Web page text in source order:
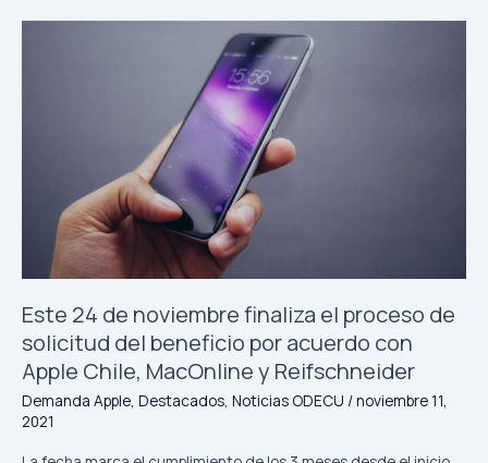
Este 24 de noviembre finaliza el proceso de
solicitud del beneficio por acuerdo con
Apple Chile, MacOnline y Reifschneider
Demanda Apple, Destacados, Noticias ODECU /noviembre 11,
2021
solicitud
beneficio
acuerdo
con
Apple
Chile,
MacOnline